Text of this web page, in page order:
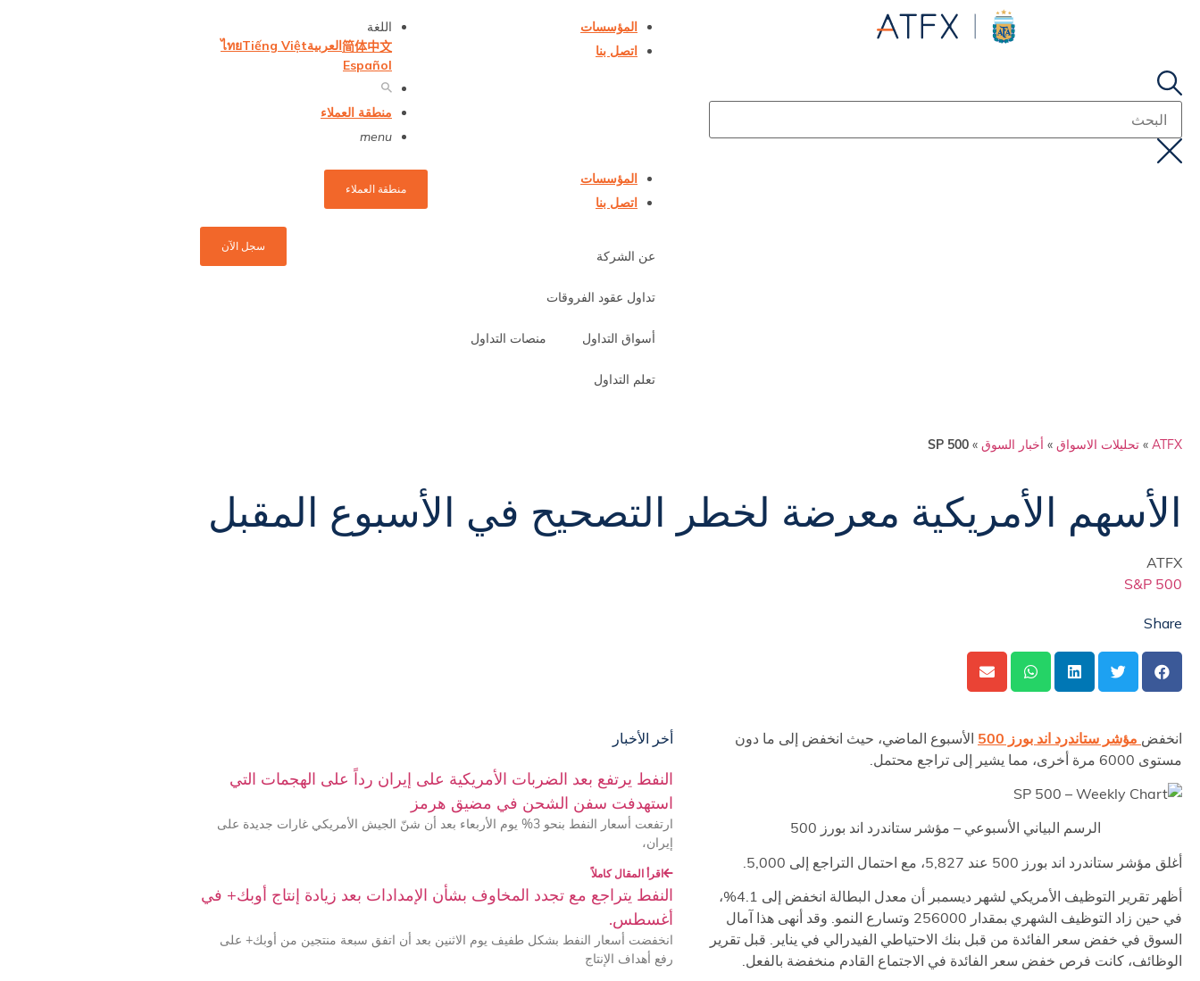
المؤسسات
اتصل بنا
اللغة
简体中文العربيةTiếng Việt
ไทย
Español
منطقة العملاء
menu
المؤسسات
اتصل بنا
عن الشركة
تداول عقود الفروقات
أسواق التداول منصات التداول
تعلم التداول
منطقة العملاء
سجل الآن
ATFX
» تحليلات الاسواق » أخبار السوق »
SP 500
الأسهم الأمريكية معرضة لخطر التصحيح في الأسبوع المقبل
ATFX
S&P 500
Share
انخفض مؤشر ستاندرد اند بورز 500
الأسبوع الماضي، حيث انخفض إلى ما دون
مستوى 6000 مرة أخرى، مما يشير إلى تراجع محتمل.
الرسم البياني الأسبوعي – مؤشر ستاندرد اند بورز 500
أغلق مؤشر ستاندرد اند بورز 500 عند 5,827، مع احتمال التراجع إلى 5,000.
أظهر تقرير التوظيف الأمريكي لشهر ديسمبر أن معدل البطالة انخفض إلى 4.1%،
في حين زاد التوظيف الشهري بمقدار 256000 وتسارع النمو. وقد أنهى هذا آمال
السوق في خفض سعر الفائدة من قبل بنك الاحتياطي الفيدرالي في يناير. قبل تقرير
الوظائف، كانت فرص خفض سعر الفائدة في الاجتماع القادم منخفضة بالفعل.
أخر الأخبار
النفط يرتفع بعد الضربات الأمريكية على إيران رداً على الهجمات التي
استهدفت سفن الشحن في مضيق هرمز
ارتفعت أسعار النفط بنحو 3% يوم الأربعاء بعد أن شنّ الجيش الأمريكي غارات جديدة على
إيران،
اقرأ المقال كاملاً
النفط يتراجع مع تجدد المخاوف بشأن الإمدادات بعد زيادة إنتاج أوبك+ في
أغسطس.
انخفضت أسعار النفط بشكل طفيف يوم الاثنين بعد أن اتفق سبعة منتجين من أوبك+ على
رفع أهداف الإنتاج